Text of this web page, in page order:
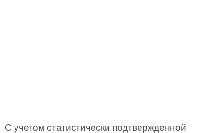
С учетом статистически подтвержденной